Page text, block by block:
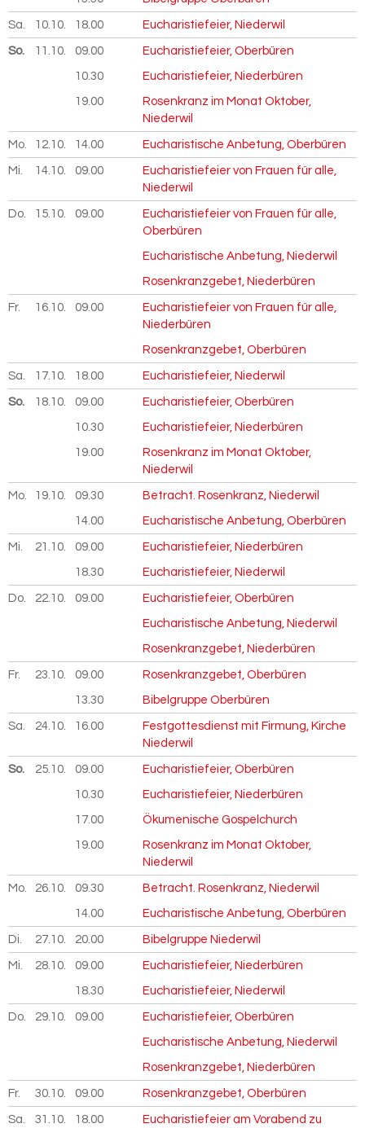
Sa. 10.10. 2026
18.00 Eucharistiefeier, Niederwil
So. 11.10. 2026
09.00 Eucharistiefeier, Oberbüren
10.30 Eucharistiefeier, Niederbüren
19.00
Rosenkranz im Monat Oktober,
Niederwil
Mo. 12.10. 2026
14.00 Eucharistische Anbetung, Oberbüren
Mi. 14.10. 2026
09.00
Eucharistiefeier von Frauen für alle,
Niederwil
Do. 15.10. 2026
09.00
Eucharistiefeier von Frauen für alle,
Oberbüren
Eucharistische Anbetung, Niederwil
Rosenkranzgebet, Niederbüren
Fr. 16.10. 2026
09.00
Eucharistiefeier von Frauen für alle,
Niederbüren
Rosenkranzgebet, Oberbüren
Sa. 17.10. 2026
18.00 Eucharistiefeier, Niederwil
So. 18.10. 2026
09.00 Eucharistiefeier, Oberbüren
10.30 Eucharistiefeier, Niederbüren
19.00
Rosenkranz im Monat Oktober,
Niederwil
Mo. 19.10. 2026
09.30 Betracht. Rosenkranz, Niederwil
14.00 Eucharistische Anbetung, Oberbüren
Mi. 21.10. 2026
09.00 Eucharistiefeier, Niederbüren
18.30 Eucharistiefeier, Niederwil
Do. 22.10. 2026
09.00 Eucharistiefeier, Oberbüren
Eucharistische Anbetung, Niederwil
Rosenkranzgebet, Niederbüren
Fr. 23.10. 2026
09.00 Rosenkranzgebet, Oberbüren
13.30 Bibelgruppe Oberbüren
Sa. 24.10. 2026
16.00
Festgottesdienst mit Firmung, Kirche
Niederwil
So. 25.10. 2026
09.00 Eucharistiefeier, Oberbüren
10.30 Eucharistiefeier, Niederbüren
17.00 Ökumenische Gospelchurch
19.00
Rosenkranz im Monat Oktober,
Niederwil
Mo. 26.10. 2026
09.30 Betracht. Rosenkranz, Niederwil
14.00 Eucharistische Anbetung, Oberbüren
Di. 27.10. 2026
20.00 Bibelgruppe Niederwil
Mi. 28.10. 2026
09.00 Eucharistiefeier, Niederbüren
18.30 Eucharistiefeier, Niederwil
Do. 29.10. 2026
09.00 Eucharistiefeier, Oberbüren
Eucharistische Anbetung, Niederwil
Rosenkranzgebet, Niederbüren
Fr. 30.10. 2026
09.00 Rosenkranzgebet, Oberbüren
Sa. 31.10. 2026
18.00
Eucharistiefeier am Vorabend zu